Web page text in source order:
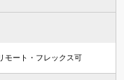
モート・フレックス可